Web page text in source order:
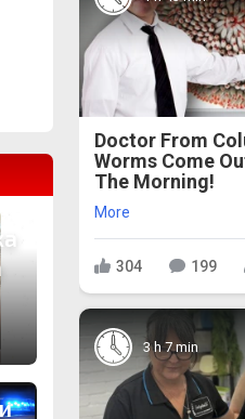
Doctor From
Worms Come
The Morning!
More
304 199
3 h 7 min